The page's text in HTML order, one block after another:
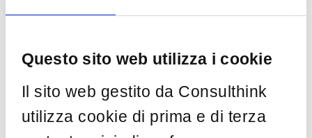
Questo sito web utilizza i cookie
Il sito web gestito da Consulthink
utilizza cookie di prima e di terza
Equilibrio tra
Innovazione e